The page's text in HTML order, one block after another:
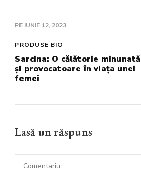
PE IUNIE 12, 2023
PRODUSE BIO
Sarcina: O călătorie minunată
și provocatoare în viața unei
femei
Lasă un răspuns